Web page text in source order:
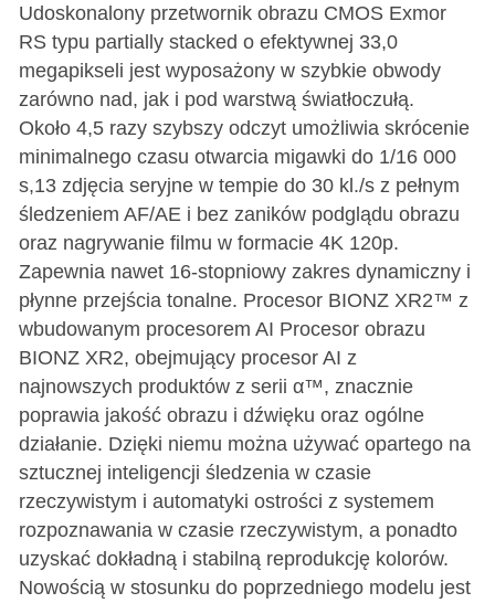
Udoskonalony przetwornik obrazu CMOS Exmor
RS typu partially stacked o efektywnej 33,0
megapikseli jest wyposażony w szybkie obwody
zarówno nad, jak i pod warstwą światłoczułą.
Około 4,5 razy szybszy odczyt umożliwia skrócenie
minimalnego czasu otwarcia migawki do 1/16 000
s,13 zdjęcia seryjne w tempie do 30 kl./s z pełnym
śledzeniem AF/AE i bez zaników podglądu obrazu
oraz nagrywanie filmu w formacie 4K 120p.
Zapewnia nawet 16-stopniowy zakres dynamiczny i
płynne przejścia tonalne. Procesor BIONZ XR2™ z
wbudowanym procesorem AI Procesor obrazu
BIONZ XR2, obejmujący procesor AI z
najnowszych produktów z serii α™, znacznie
poprawia jakość obrazu i dźwięku oraz ogólne
działanie. Dzięki niemu można używać opartego na
sztucznej inteligencji śledzenia w czasie
rzeczywistym i automatyki ostrości z systemem
rozpoznawania w czasie rzeczywistym, a ponadto
uzyskać dokładną i stabilną reprodukcję kolorów.
Nowością w stosunku do poprzedniego modelu jest